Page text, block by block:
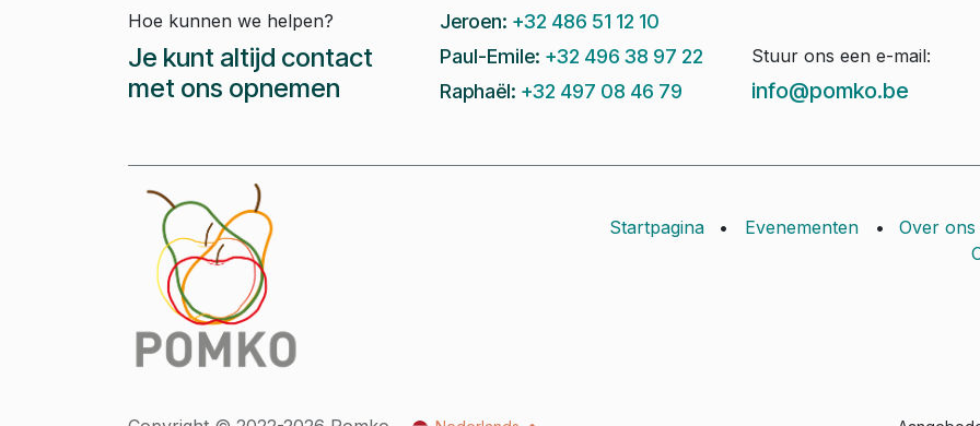
Hoe kunnen we helpen?
Je kunt altijd contact
met ons opnemen
Jeroen: +32 486 51 12 10
Paul-Emile: +32 496 38 97 22
Raphaël: +32 497 08 46 79
Stuur ons een e-mail:
info@pomko.be
Startpagina • Evenementen •
Over ons